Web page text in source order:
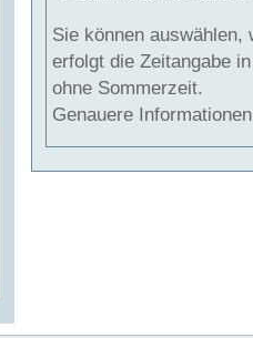
Sie können auswählen,
erfolgt die Zeitangabe
ohne Sommerzeit.
Genauere